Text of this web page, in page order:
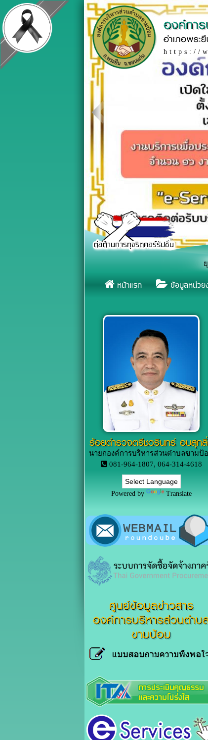
องค์กา
อำเภอพระ
https://
ญชวนทุกภาคส่วน รวมพลังแสดงสัญลักษณ์หยุดยั้งการจมน้ำ เนื่องใ
หน้าแรก ข้อมูลหน่วย
ร้อยตำรวจตรีชวรินทร์ อบสุก
นายกองค์การบริหารส่วนตำบลขามป้
081-964-1807, 064-314-4618
Powered by Translate
ศูนย์ข้อมูลข่าวสาร
องค์การบริหารส่วนตำบ
ขามป้อม